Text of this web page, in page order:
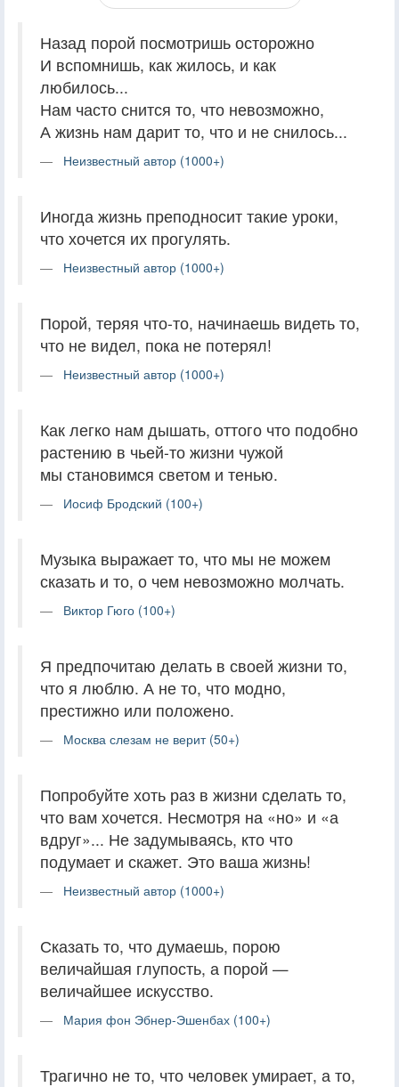
Назад порой посмотришь осторожно
И вспомнишь, как жилось, и как
любилось...
Нам часто снится то, что невозможно,
А жизнь нам дарит то, что и не снилось...
Неизвестный автор (1000+)
Иногда жизнь преподносит такие уроки,
что хочется их прогулять.
Неизвестный автор (1000+)
Порой, теряя что-то, начинаешь видеть то,
что не видел, пока не потерял!
Неизвестный автор (1000+)
Как легко нам дышать, оттого что подобно
растению в чьей-то жизни чужой
мы становимся светом и тенью.
Иосиф Бродский (100+)
Музыка выражает то, что мы не можем
сказать и то, о чем невозможно молчать.
Виктор Гюго (100+)
Я предпочитаю делать в своей жизни то,
что я люблю. А не то, что модно,
престижно или положено.
Москва слезам не верит (50+)
Попробуйте хоть раз в жизни сделать то,
что вам хочется. Несмотря на «но» и «а
вдруг»... Не задумываясь, кто что
подумает и скажет. Это ваша жизнь!
Неизвестный автор (1000+)
Сказать то, что думаешь, порою
величайшая глупость, а порой —
величайшее искусство.
Мария фон Эбнер-Эшенбах (100+)
Трагично не то, что человек умирает, а то,